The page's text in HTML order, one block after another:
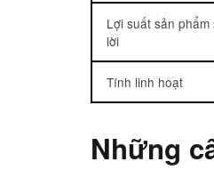
Lợi suất sản phẩm
lời
Tính linh hoạt
Những